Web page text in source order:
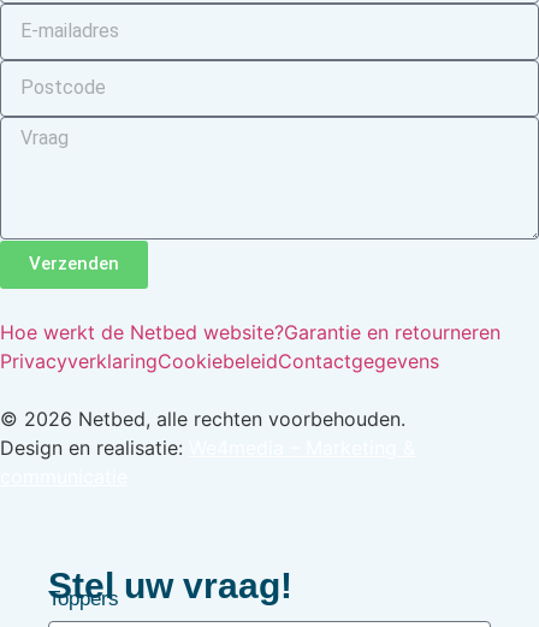
Verzenden
Hoe werkt de Netbed website?Garantie en retourneren
PrivacyverklaringCookiebeleidContactgegevens
© 2026 Netbed, alle rechten voorbehouden.
Design en realisatie:
Stel uw vraag!
Toppers